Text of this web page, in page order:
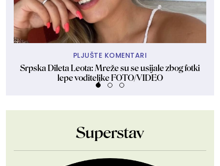
PLJUŠTE KOMENTARI
Srpska Dileta Leota: Mreže su se usijale zbog fotki
lepe voditeljke FOTO/VIDEO
Superstav